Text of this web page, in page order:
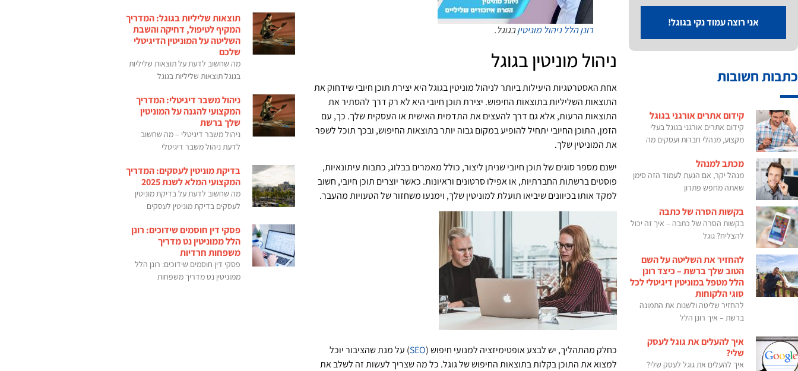
אני רוצה עמוד נקי בגוגל!
כתבות חשובות
קידום אתרים אורגני בגוגל
קידום אתרים אורגני בגוגל בעלי
מקצוע, מנהלי חברות ועסקים מה
מכתב למנהל
מנהל יקר, אם הגעת לעמוד הזה סימן
שאתה מחפש פתרון
בקשות הסרה של כתבה
בקשות הסרה של כתבה – איך זה יכול
להצליח? גוגל
להחזיר את השליטה על השם
הטוב שלך ברשת – כיצד רונן
הלל מטפל במוניטין דיגיטלי לכל
סוגי הלקוחות
להחזיר שליטה ולשנות את התמונה
ברשת – איך רונן הלל
איך להעלים את גוגל לעסק
שלי?
איך להעלים את גוגל לעסק שלי?
רונן הלל ניהול מוניטיןבגוגל.
ניהול מוניטין בגוגל
אחת האסטרטגיות היעילות ביותר לניהול מוניטין בגוגל היא יצירת תוכן חיובי שידחוק את
התוצאות השליליות בתוצאות החיפוש. יצירת תוכן חיובי היא לא רק דרך להסתיר את
התוצאות הרעות, אלא גם דרך להעצים את התדמית האישית או העסקית שלך. כך, עם
הזמן, התוכן החיובי יתחיל להופיע במקום גבוה יותר בתוצאות החיפוש, ובכך תוכל לשפר
את המוניטין שלך.
ישנם מספר סוגים של תוכן חיובי שניתן ליצור, כולל מאמרים בבלוג, כתבות עיתונאיות,
פוסטים ברשתות החברתיות, או אפילו סרטונים וראיונות. כאשר יוצרים תוכן חיובי, חשוב
למקד אותו בכיוונים שיביאו תועלת למוניטין שלך, וימנעו משחזור של הטעויות מהעבר.
כחלק מהתהליך, יש לבצע אופטימיזציה למנועי חיפוש (SEO) על מנת שהציבור יוכל
למצוא את התוכן בקלות בתוצאות החיפוש של גוגל. כל מה שצריך לעשות זה לשלב את
תוצאות שליליות בגוגל: המדריך
המקיף לטיפול, דחיקה והשבת
השליטה על המוניטין הדיגיטלי
שלכם
מה שחשוב לדעת על תוצאות שליליות
בגוגל תוצאות שליליות בגוגל
ניהול משבר דיגיטלי: המדריך
המקצועי להגנה על המוניטין
שלך ברשת
ניהול משבר דיגיטלי – מה שחשוב
לדעת ניהול משבר דיגיטלי
בדיקת מוניטין לעסקים: המדריך
המקצועי המלא לשנת 2025
מה שחשוב לדעת על בדיקת מוניטין
לעסקים בדיקת מוניטין לעסקים
פסקי דין חוסמים שידוכים: רונן
הלל ממוניטין נט מדריך
משפחות חרדיות
פסקי דין חוסמים שידוכים: רונן הלל
ממוניטין נט מדריך משפחות